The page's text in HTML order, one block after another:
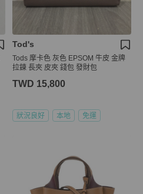
Tod's
Tods 摩卡色 灰色 EPSOM 牛皮 金牌
拉鍊 長夾 皮夾 錢包 發財包
TWD 15,800
狀況良好 本地 免運